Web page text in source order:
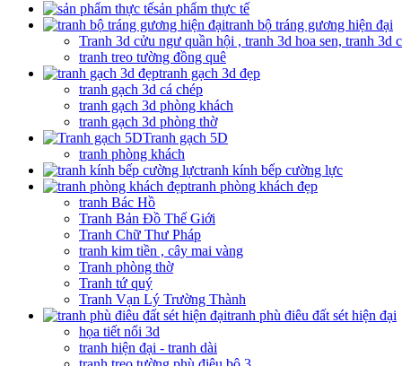
sản phẩm thực tế
tranh bộ tráng gương hiện đại
Tranh 3d cửu ngư quần hội , tranh 3d hoa sen, tranh 3d
tranh treo tường đồng quê
tranh gạch 3d đẹp
tranh gạch 3d cá chép
tranh gạch 3d phòng khách
tranh gạch 3d phòng thờ
Tranh gạch 5D
tranh phòng khách
tranh kính bếp cường lực
tranh phòng khách đẹp
tranh Bác Hồ
Tranh Bản Đồ Thế Giới
Tranh Chữ Thư Pháp
tranh kim tiền , cây mai vàng
Tranh phòng thờ
Tranh tứ quý
Tranh Vạn Lý Trường Thành
tranh phù điêu đất sét hiện đại
họa tiết nổi 3d
tranh hiện đại - tranh dài